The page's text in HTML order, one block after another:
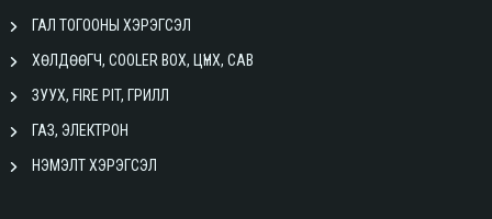
ГАЛ ТОГООНЫ ХЭРЭГСЭЛ
ХӨЛДӨӨГЧ, COOLER BOX, ЦҮНХ, САВ
ЗУУХ, FIRE PIT, ГРИЛЛ
ГАЗ, ЭЛЕКТРОН
НЭМЭЛТ ХЭРЭГСЭЛ